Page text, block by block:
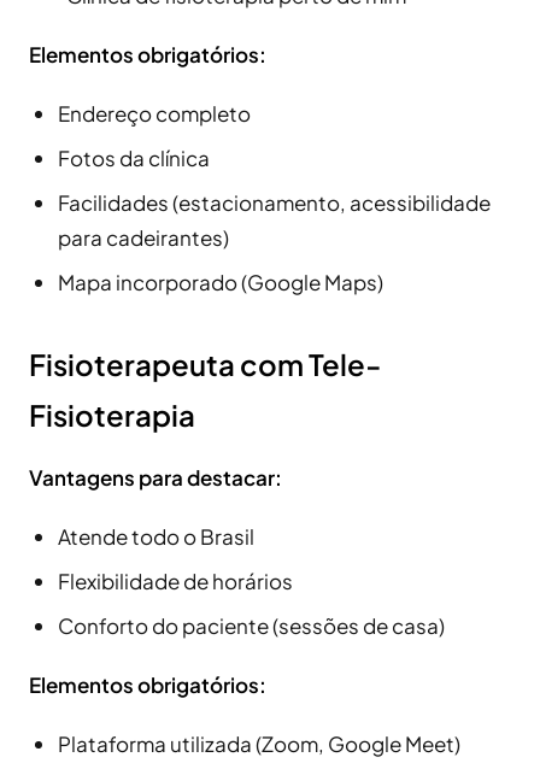
Elementos obrigatórios:
Endereço completo
Fotos da clínica
Facilidades (estacionamento, acessibilidade
para cadeirantes)
Mapa incorporado (Google Maps)
Fisioterapeuta com Tele-
Fisioterapia
Vantagens para destacar:
Atende todo o Brasil
Flexibilidade de horários
Conforto do paciente (sessões de casa)
Elementos obrigatórios:
Plataforma utilizada (Zoom, Google Meet)